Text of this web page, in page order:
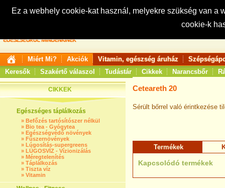
Ez a webhely cookie-kat használ, melyekre szükség van
cookie-k
Keresés:
Miért Mi? Akciók Vitamin, egészség áruház
Keresők
Szakértő válaszol Tudástár Cikkek Narancsbőr
CIKKEK
Egészséges táplálkozás
» Befőzés tartósítószer nélkül
» Bio tea - Gyógytea
» Egészségvédő növények
» Fűszernövények
» Lúgosítás-supergreens
» LÚGOSVÍZ - Vízionizálás
» Méregtelenítés
» Táplálkozás
» Tiszta víz
» Vitamin
Ceteareth 20
Sérült bőrrel való érintkezése
Termékek
Kapcsolódó termékek